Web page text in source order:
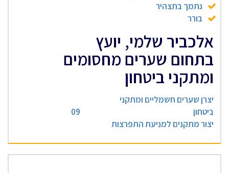
נתמך בתצהיר
בורר
אלכביר שלמי, יועץ
בתחום שערים מחסומים
ומתקני ביטחון
יצרן שערים חשמליים ומתקני
ביטחון
יצור מתקנים למניעת התפרצות
09